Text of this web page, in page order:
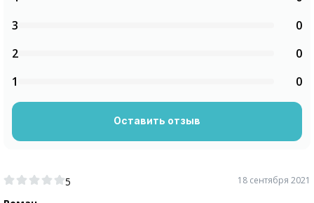
5
18 сентября 2021
3
0
2
0
1
0
Оставить отзыв